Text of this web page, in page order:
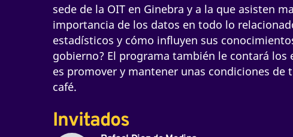
sede de la OIT en Ginebra y a la que asisten
importancia de los datos en todo lo
estadísticos y cómo influyen sus
gobierno? El programa también le contará los
es promover y mantener unas condiciones
café.
Invitados